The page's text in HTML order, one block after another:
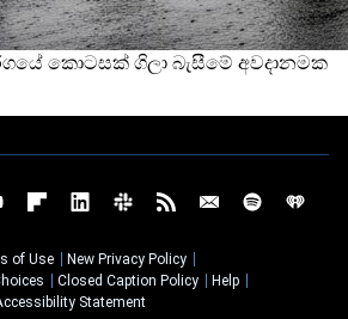
කොටසක් ගිලා බැසීමේ අවදානමක
of Use
New Privacy Policy
Closed Caption Policy
Help
Statement